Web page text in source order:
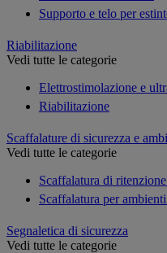
Supporto e telo per
Riabilitazione
Vedi tutte le categorie
Elettrostimolazione e
Riabilitazione
Scaffalature di sicurezza e
Vedi tutte le categorie
Scaffalatura di
Scaffalatura per
Segnaletica di sicurezza
Vedi tutte le categorie